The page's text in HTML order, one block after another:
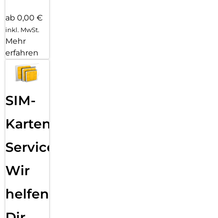
ab 0,00 €
inkl. MwSt.
Mehr
erfahren
SIM-
Karten
Service:
Wir
helfen